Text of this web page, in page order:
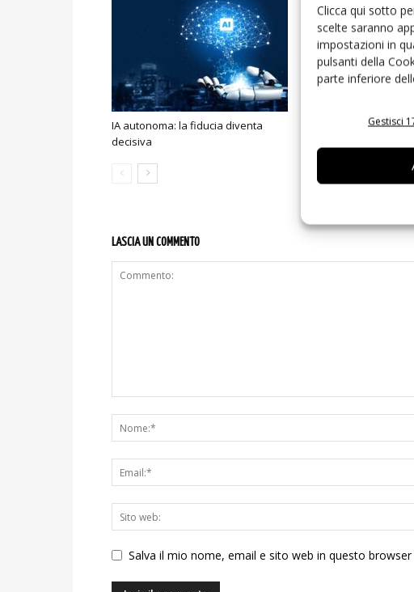
Clicca qui sotto
scelte saranno
impostazioni in
pulsanti della
parte inferiore
Gestisci
IA autonoma: la fiducia diventa
decisiva
Smart home: la sfida
LASCIA UN COMMENTO
Salva il mio nome, email e sito web in questo